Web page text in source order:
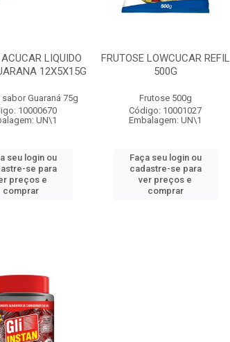
LIQUIDO
12X5X15G
sabor Guaraná 75g
10000670
UN\1
seu login ou
se para
preços e
comprar
FRUTOSE LOWCUCAR REFIL
500G
Frutose 500g
Código: 10001027
Embalagem: UN\1
Faça seu login ou
cadastre-se para
ver preços e
comprar